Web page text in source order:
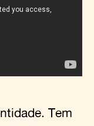
Tem